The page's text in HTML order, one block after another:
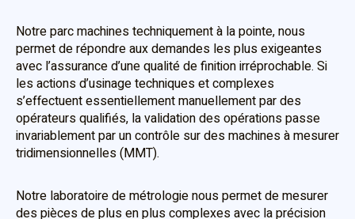
Notre parc machines techniquement à la pointe, nous
permet de répondre aux demandes les plus exigeantes
avec l’assurance d’une qualité de finition irréprochable. Si
les actions d’usinage techniques et complexes
s’effectuent essentiellement manuellement par des
opérateurs qualifiés, la validation des opérations passe
invariablement par un contrôle sur des machines à mesurer
tridimensionnelles (MMT).
Notre laboratoire de métrologie nous permet de mesurer
des pièces de plus en plus complexes avec la précision